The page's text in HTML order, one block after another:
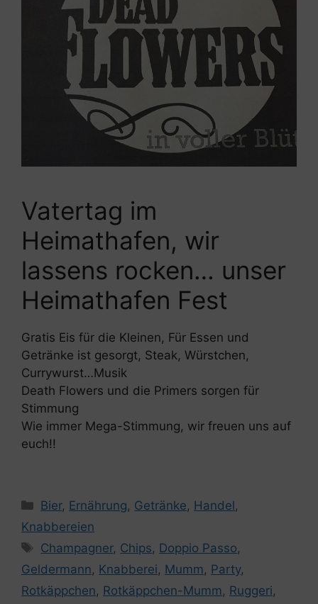
Vatertag im
Heimathafen, wir
lassens rocken… unser
Heimathafen Fest
Gratis Eis für die Kleinen, Für Essen und
Getränke ist gesorgt, Steak, Würstchen,
Currywurst…Musik
Death Flowers und die Primers sorgen für
Stimmung
Wie immer Mega-Stimmung, wir freuen uns auf
euch!!
Kategorien
Bier, Ernährung, Getränke, Handel,
Knabbereien
Schlagwörter
Champagner, Chips, Doppio Passo,
Geldermann, Knabberei, Mumm, Party,
Rotkäppchen, Rotkäppchen-Mumm, Ruggeri,